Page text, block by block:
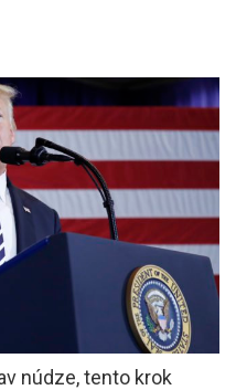
núdze, tento krok